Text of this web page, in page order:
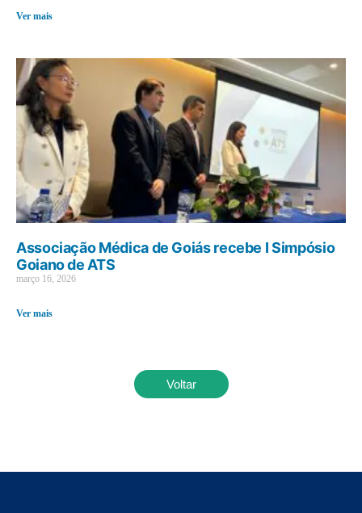
Ver mais
Associação Médica de Goiás recebe I Simpósio
Goiano de ATS
março 16, 2026
Ver mais
Voltar